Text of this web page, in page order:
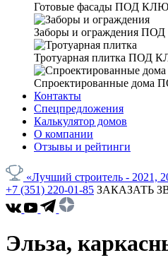
Готовые фасады ПОД КЛЮЧ
Заборы и ограждения ПОД
Тротуарная плитка ПОД
Спроектированные дома
Контакты
Спецпредложения
Калькулятор домов
О компании
Отзывы и рейтинги
«Лучший строитель - 2021,
+7 (351) 220-01-85 ЗАКАЗАТЬ
Эльза,